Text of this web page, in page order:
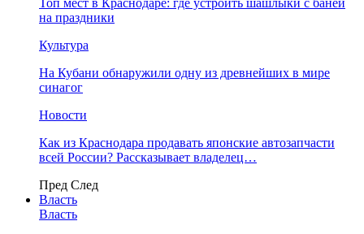
Топ мест в Краснодаре: где устроить шашлыки с баней
на праздники
Культура
На Кубани обнаружили одну из древнейших в мире
синагог
Новости
Как из Краснодара продавать японские автозапчасти
всей России? Рассказывает владелец…
Пред След
Власть
Власть